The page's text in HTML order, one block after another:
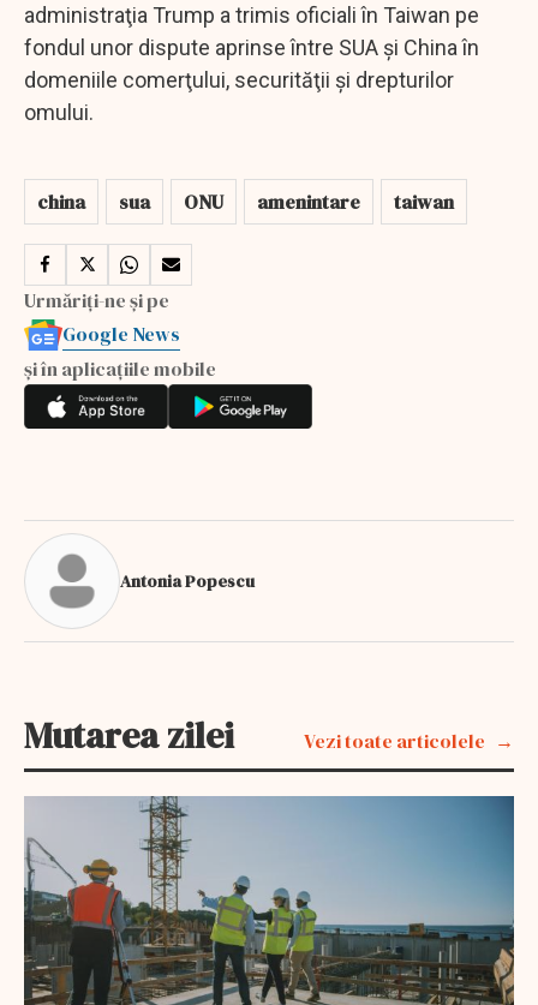
administraţia Trump a trimis oficiali în Taiwan pe
fondul unor dispute aprinse între SUA şi China în
domeniile comerţului, securităţii şi drepturilor
omului.
china sua ONU amenintare taiwan
Urmăriți-ne și pe
Google News
și în aplicațiile mobile
Antonia Popescu
Mutarea zilei Vezi toate articolele